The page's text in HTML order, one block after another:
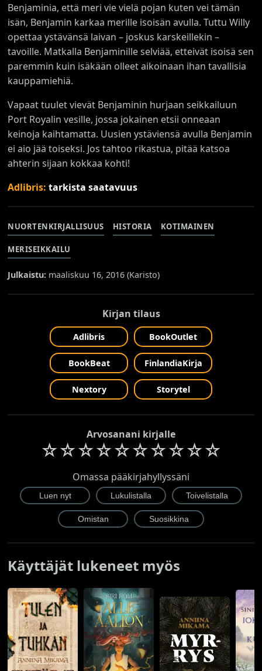
Benjaminia, että meri vie vielä pojan kuten vei tämän
isän, Benjamin karkaa merille isoisän avulla. Tuttu Willy
opettaa ystävänsä laivan – joskus karskeillekin –
tavoille. Matkalla Benjaminille selviää, etteivät isoisä sen
paremmin kuin isäkään olleet aikoinaan ihan tavallisia
kauppamiehiä.
Vapaat tuulet vievät Benjaminin hurjaan seikkailuun
Port Royalin vesille, jossa jokainen etsii onneaan
keinoja kaihtamatta. Uusien ystäviensä avulla Benjamin
ei aio jää toiseksi. Jos tahtoo rikastua, pitää katsoa
ahterin sijaan kokkaa kohti!
Adlibris:tarkista saatavuus
NUORTENKIRJALLISUUS HISTORIA KOTIMAINEN
MERISEIKKAILU
Julkaistu: maaliskuu 16, 2016 (Karisto)
Kirjan tilaus
Adlibris BookOutlet
BookBeat FinlandiaKirja
Nextory Storytel
Arvosanani kirjalle
☆☆☆☆☆☆☆☆☆☆
Omassa pääkirjahyllyssäni
Käyttäjät lukeneet myös